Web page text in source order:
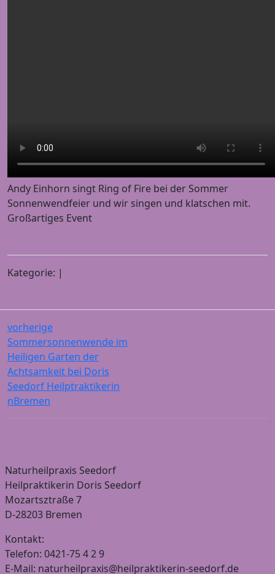
Andy Einhorn singt Ring of Fire bei der Sommer
Sonnenwendfeier und wir singen und klatschen mit.
Großartiges Event
Kategorie: |
vorherige
Sommersonnenwende im
Heiligen Garten der
Achtsamkeit bei Doris
Seedorf Heilptraktikerin
nBremen
Naturheilpraxis Seedorf
Heilpraktikerin Doris Seedorf
Mozartsztraße 7
D-28203 Bremen
Kontakt:
Telefon: 0421-75 4 2 9
E-Mail: naturheilpraxis@heilpraktikerin-seedorf.de